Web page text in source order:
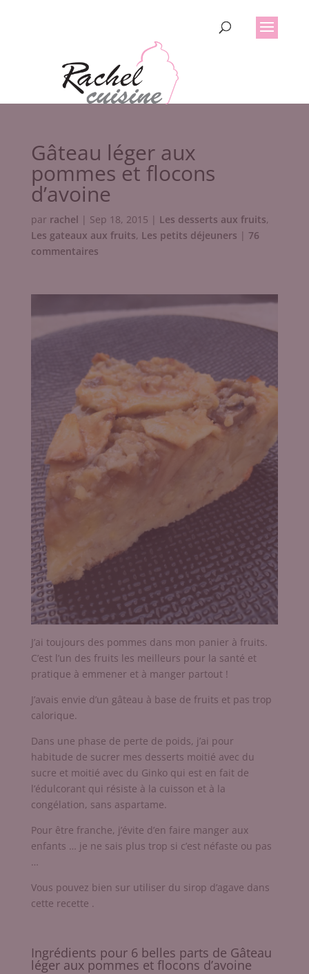
Gâteau léger aux
pommes et flocons
d’avoine
par rachel | Sep 18, 2015 | Les desserts aux fruits,
Les gateaux aux fruits, Les petits déjeuners | 76
commentaires
J’ai toujours des pommes dans mon panier à fruits.
C’est l’un des fruits les meilleurs pour la santé et
pratique à emmener et à manger partout !
J’avais envie d’un gâteau à base de fruits et pas trop
calorique.
Dans une phase de perte de poids, j’ai pour
habitude de sucrer mes desserts moitié avec du
sucre et moitié avec du Ginko qui est en fait de
l’édulcorant qui résiste à la cuisson et à la
congélation, sans aspartame.
Pour être franche, j’évite d’en faire manger aux
enfants … je ne sais plus trop si c’est néfaste ou pas
…
Vous pouvez bien sur utiliser du sirop d’agave dans
cette recette .
Ingrédients pour 6 belles parts de Gâteau
léger aux pommes et flocons d’avoine